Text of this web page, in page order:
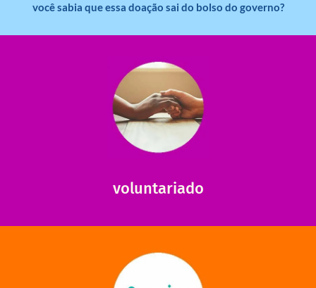
você sabia que essa doação sai do bolso do governo?
voluntariado
ajudar com certos assuntos. Entre em contato conosco e
saiba como nos ajudar.
saiba mais